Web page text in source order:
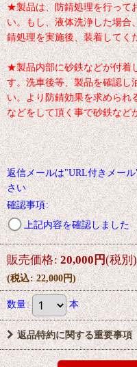
★製品は、防錆処理を行って
い。もし、液体洗浄した場合
錆処理を実施後、装着してく
★製品内部に砂鉄などが付着
す。洗車後等、製品を確認し
い。より防錆効果を求められ
などをして頂く事で砂鉄など
返信メールは"URL付きメー
さい
確認事項:
上記内容を確認しました
販売価格: 20,000円(税別)
(税込: 22,000円)
数量: 本
返品特約に関する重要事項